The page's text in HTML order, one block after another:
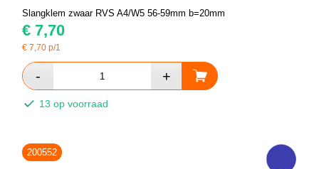
Slangklem zwaar RVS A4/W5 56-59mm b=20mm
€ 7,70
€7,70 p/1
13 op voorraad
200552